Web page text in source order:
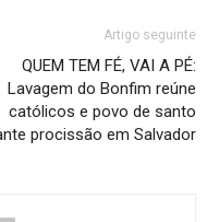
Artigo seguinte
QUEM TEM FÉ, VAI A PÉ:
Lavagem do Bonfim reúne
católicos e povo de santo
procissão em Salvador